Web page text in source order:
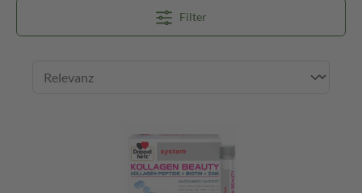
Filter